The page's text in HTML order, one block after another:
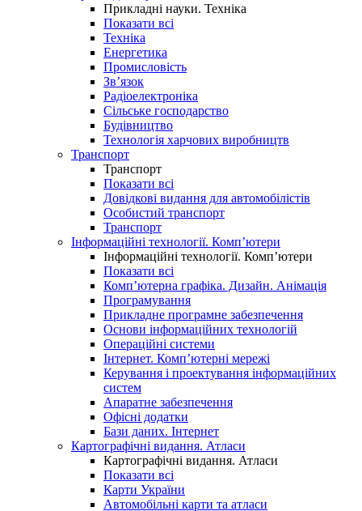
Прикладні науки. Техніка
Показати всі
Техніка
Енергетика
Промисловість
Зв’язок
Радіоелектроніка
Сільське господарство
Будівництво
Технологія харчових виробництв
Транспорт
Транспорт
Показати всі
Довідкові видання для автомобілістів
Особистий транспорт
Транспорт
Інформаційні технології. Комп’ютери
Інформаційні технології. Комп’ютери
Показати всі
Комп’ютерна графіка. Дизайн. Анімація
Програмування
Прикладне програмне забезпечення
Основи інформаційних технологій
Операційні системи
Інтернет. Комп’ютерні мережі
Керування і проектування інформаційних
систем
Апаратне забезпечення
Офісні додатки
Бази даних. Інтернет
Картографічні видання. Атласи
Картографічні видання. Атласи
Показати всі
Карти України
Автомобільні карти та атласи